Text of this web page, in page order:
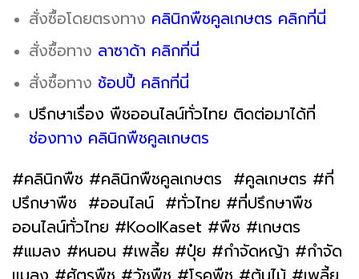
สั่งซื้อโดยตรงทาง คลินิกพืชคูลเกษตร คลิกที่นี่
สั่งซื้อทาง ลาซาด้า คลิกที่นี่
สั่งซื้อทาง ช้อปปี้ คลิกที่นี่
ปรึกษาเรื่อง พืชออนไลน์ทั่วไทย ติดต่อมาได้ที่
ช่องทาง คลินิกพืชคูลเกษตร
#คลินิกพืช #คลินิกพืชคูลเกษตร #คูลเกษตร #ที่
ปรึกษาพืช #ออนไลน์ #ทั่วไทย #ที่ปรึกษาพืช
ออนไลน์ทั่วไทย #KoolKaset #พืช #เกษตร
#แมลง #หนอน #เพลี้ย #ปุ๋ย #กำจัดหญ้า #กำจัด